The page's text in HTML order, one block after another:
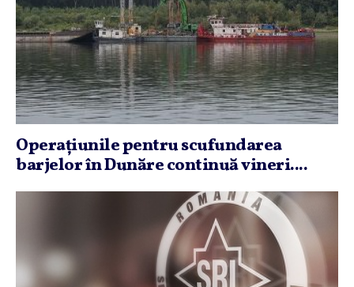
Operaţiunile pentru scufundarea
barjelor în Dunăre continuă vineri....